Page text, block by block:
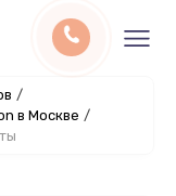
/
в Москве /